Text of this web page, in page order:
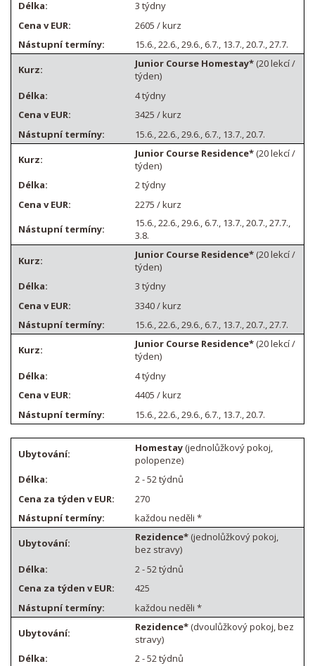
3 týdny
2605 / kurz
15.6., 22.6., 29.6., 6.7., 13.7., 20.7., 27.7.
Junior Course Homestay* (20 lekcí /
týden)
4 týdny
3425 / kurz
15.6., 22.6., 29.6., 6.7., 13.7., 20.7.
Junior Course Residence*(20 lekcí /
týden)
2 týdny
2275 / kurz
15.6., 22.6., 29.6., 6.7., 13.7., 20.7., 27.7.,
3.8.
Junior Course Residence* (20 lekcí /
týden)
3 týdny
3340 / kurz
15.6., 22.6., 29.6., 6.7., 13.7., 20.7., 27.7.
Junior Course Residence*(20 lekcí /
týden)
4 týdny
4405 / kurz
15.6., 22.6., 29.6., 6.7., 13.7., 20.7.
Homestay(jednolůžkový pokoj,
polopenze)
2 - 52 týdnů
270
každou neděli *
Rezidence* (jednolůžkový pokoj,
bez stravy)
2 - 52 týdnů
425
každou neděli *
Rezidence*(dvoulůžkový pokoj, bez
stravy)
2 - 52 týdnů